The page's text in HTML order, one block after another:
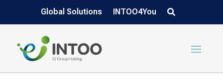
Global Solutions INTOO4You